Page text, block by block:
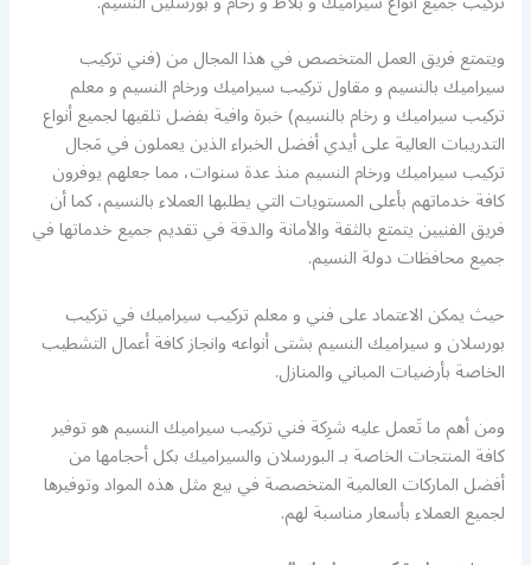
ويتمتع فريق العمل المتخصص في هذا المجال من (فني تركيب
سيراميك بالنسيم و مقاول تركيب سيراميك ورخام النسيم و معلم
تركيب سيراميك و رخام بالنسيم) خبرة وافية بفضل تلقيها لجميع أنواع
التدريبات العالية على أيدي أفضل الخبراء الذين يعملون في مَجال
تركيب سيراميك ورخام النسيم منذ عدة سنوات، مما جعلهم يوفرون
كافة خدماتهم بأعلى المستويات التي يطلبها العملاء بالنسيم، كما أن
فريق الفنيين يتمتع بالثقة والأمانة والدقة في تقديم جميع خدماتها في
جميع محافظات دولة النسيم.
حيث يمكن الاعتماد على فني و معلم تركيب سيراميك في تركيب
بورسلان و سيراميك النسيم بشتى أنواعه وانجاز كافة أعمال التشطيب
الخاصة بأرضيات المباني والمنازل.
ومن أهم ما تَعمل عليه شرِكة فني تركيب سيراميك النسيم هو توفير
كافة المنتجات الخاصة بـ البورسلان والسيراميك بكل أحجامها من
أفضل الماركات العالمية المتخصصة في بيع مثل هذه المواد وتوفيرها
لجميع العملاء بأسعار مناسبة لهم.